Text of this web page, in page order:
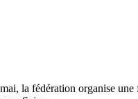
la fédération organise